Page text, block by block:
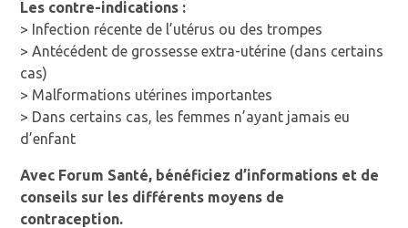
Les contre-indications :
> Infection récente de l’utérus ou des trompes
> Antécédent de grossesse extra-utérine (dans certains
cas)
> Malformations utérines importantes
> Dans certains cas, les femmes n’ayant jamais eu
d’enfant
Avec Forum Santé, bénéficiez d’informations et de
conseils sur les différents moyens de
contraception.